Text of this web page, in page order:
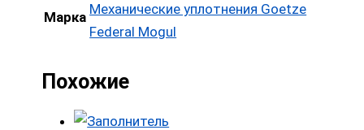
Марка Механические уплотнения Goetze
Federal Mogul
Похожие